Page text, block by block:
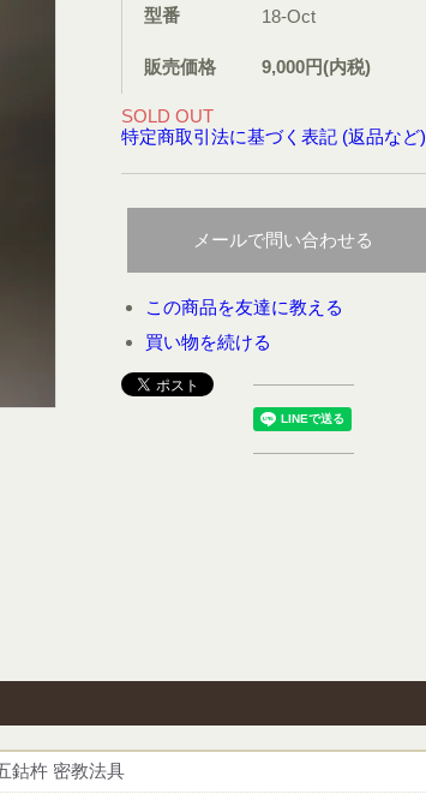
型番 18-Oct
販売価格 9,000円(内税)
SOLD OUT
特定商取引法に基づく表記 (返品など)
メールで問い合わせる
この商品を友達に教える
買い物を続ける
鈷杵 密教法具